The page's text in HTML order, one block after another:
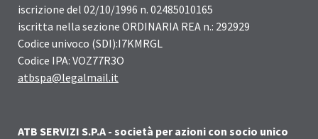
iscrizione del 02/10/1996 n. 02485010165
iscritta nella sezione ORDINARIA REA n.: 292929
Codice univoco (SDI):I7KMRGL
Codice IPA: VOZ77R3O
atbspa@legalmail.it
ATB SERVIZI S.P.A - società per azioni con socio unico